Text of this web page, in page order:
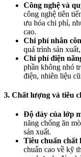
Công nghệ và
công nghệ tiên
ưu hóa chi phí,
cao.
Chi phí nhân
quá trình sản
Chi phí điện
phần không nhỏ
điện, nhiên liệu
3. Chất lượng và tiêu
Độ dày của lớp
năng chống ăn
sản xuất.
Tiêu chuẩn chất
chuẩn cao về kỹ